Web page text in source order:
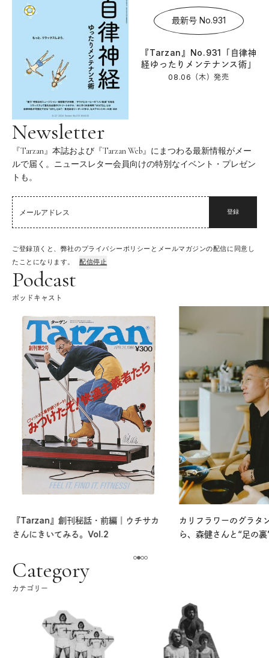
最新号 No.931
『Tarzan』No.931「自律神
経ゆったりメンテナンス術」
08.06（木）発売
Newsletter
『Tarzan』本誌および『Tarzan Web』にまつわる最新情報がメー
ルで届く。ニュースレター会員向けの特別なイベント・プレゼン
トも。
登録
ご登録頂くと、弊社のプライバシーポリシーとメールマガジンの配信に同意し
たことになります。
配信停止
Podcast
ポッドキャスト
『Tarzan』創刊秘話・前編｜ウチサカ
さんにきいてみる。Vol.2
カリフラワーのグラタ
ら、森健さんと“足の
Category
カテゴリー